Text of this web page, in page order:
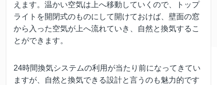
えます。温かい空気は上へ移動していくので、トップ
ライトを開閉式のものにして開けておけば、壁面の窓
から入った空気が上へ流れていき、自然と換気するこ
とができます。
24時間換気システムの利用が当たり前になってきてい
ますが、自然と換気できる設計と言うのも魅力的です